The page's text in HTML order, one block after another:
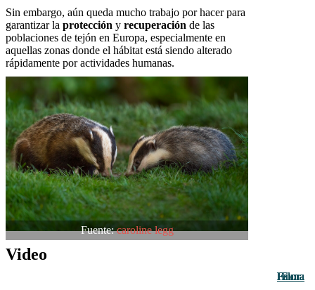
Sin embargo, aún queda mucho trabajo por hacer para
garantizar la protección y recuperación de las
poblaciones de tejón en Europa, especialmente en
aquellas zonas donde el hábitat está siendo alterado
rápidamente por actividades humanas.
Fuente:caroline legg
Video
Fauna
Fauna
Fauna
Fauna
Fauna
Fauna
Fauna
Flora
Fauna
Flora
Flora
Fauna
Fauna